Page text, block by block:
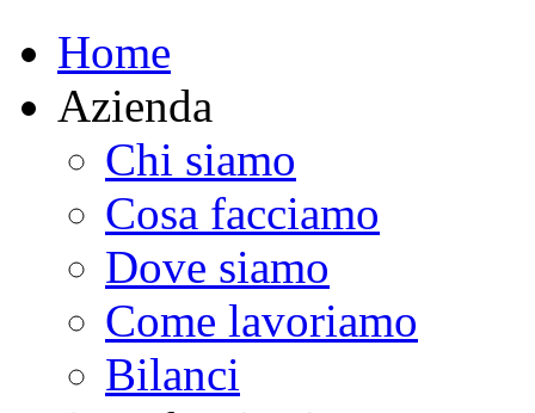
Home
Azienda
Chi siamo
Cosa facciamo
Dove siamo
Come lavoriamo
Bilanci